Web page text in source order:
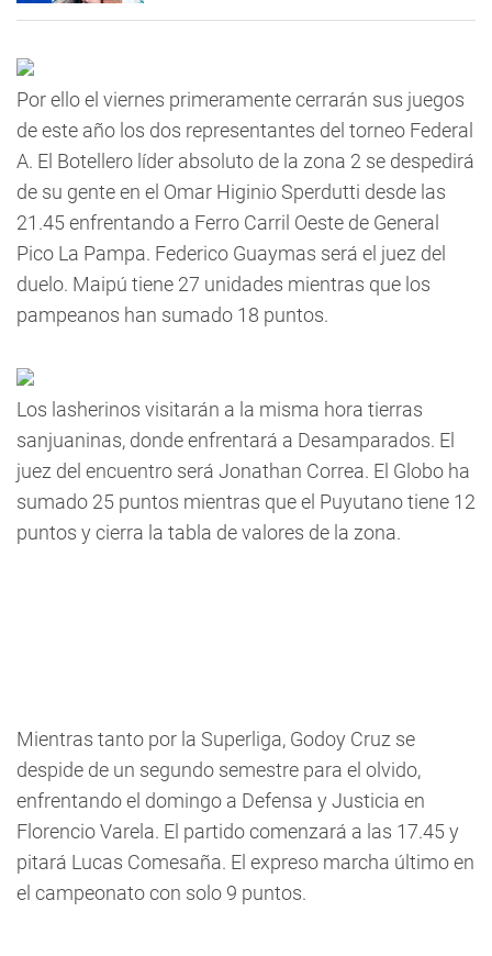
Por ello el viernes primeramente cerrarán sus juegos
de este año los dos representantes del torneo Federal
A. El Botellero líder absoluto de la zona 2 se despedirá
de su gente en el Omar Higinio Sperdutti desde las
21.45 enfrentando a Ferro Carril Oeste de General
Pico La Pampa. Federico Guaymas será el juez del
duelo. Maipú tiene 27 unidades mientras que los
pampeanos han sumado 18 puntos.
Los lasherinos visitarán a la misma hora tierras
sanjuaninas, donde enfrentará a Desamparados. El
juez del encuentro será Jonathan Correa. El Globo ha
sumado 25 puntos mientras que el Puyutano tiene 12
puntos y cierra la tabla de valores de la zona.
Mientras tanto por la Superliga, Godoy Cruz se
despide de un segundo semestre para el olvido,
enfrentando el domingo a Defensa y Justicia en
Florencio Varela. El partido comenzará a las 17.45 y
pitará Lucas Comesaña. El expreso marcha último en
el campeonato con solo 9 puntos.